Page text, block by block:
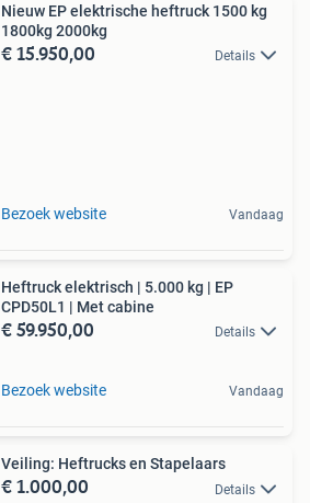
Nieuw EP elektrische heftruck 1500 kg
1800kg 2000kg
€ 15.950,00 Details
Bezoek website Vandaag
Heftruck elektrisch | 5.000 kg | EP
CPD50L1 | Met cabine
€ 59.950,00 Details
Bezoek website Vandaag
Veiling: Heftrucks en Stapelaars
€ 1.000,00 Details